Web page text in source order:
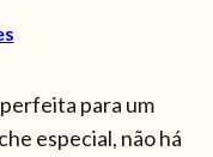
para um
especial, não há